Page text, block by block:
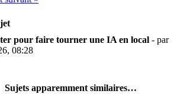
pour faire tourner une IA en local - par
08:28
Sujets apparemment similaires…